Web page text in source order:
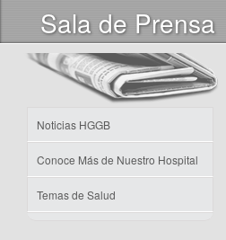
Sala de Prensa
Noticias HGGB
Conoce Más de Nuestro Hospital
Temas de Salud